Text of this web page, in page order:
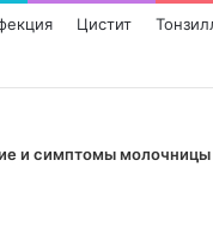
Цистит
и симптомы молочницы